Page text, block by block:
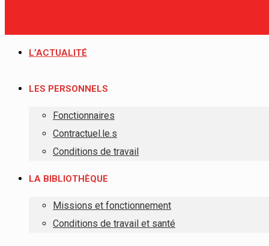
L’ACTUALITÉ
LES PERSONNELS
Fonctionnaires
Contractuel.le.s
Conditions de travail
LA BIBLIOTHÈQUE
Missions et fonctionnement
Conditions de travail et santé